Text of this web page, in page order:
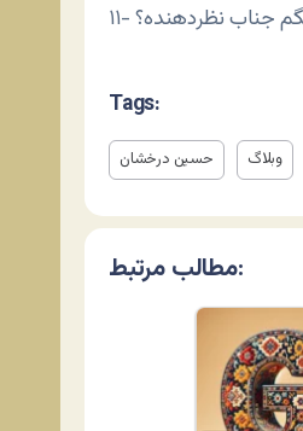
بگم جناب نظردهنده؟
Tags:
حسین درخشان وبلاگ
مطالب مرتبط: